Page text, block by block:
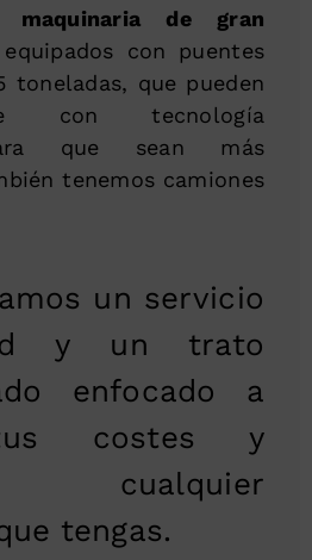
maquinaria de gran
con puentes
toneladas, que pueden
con tecnología
que sean más
tenemos camiones
un servicio
y un trato
enfocado a
costes y
cualquier
tengas.